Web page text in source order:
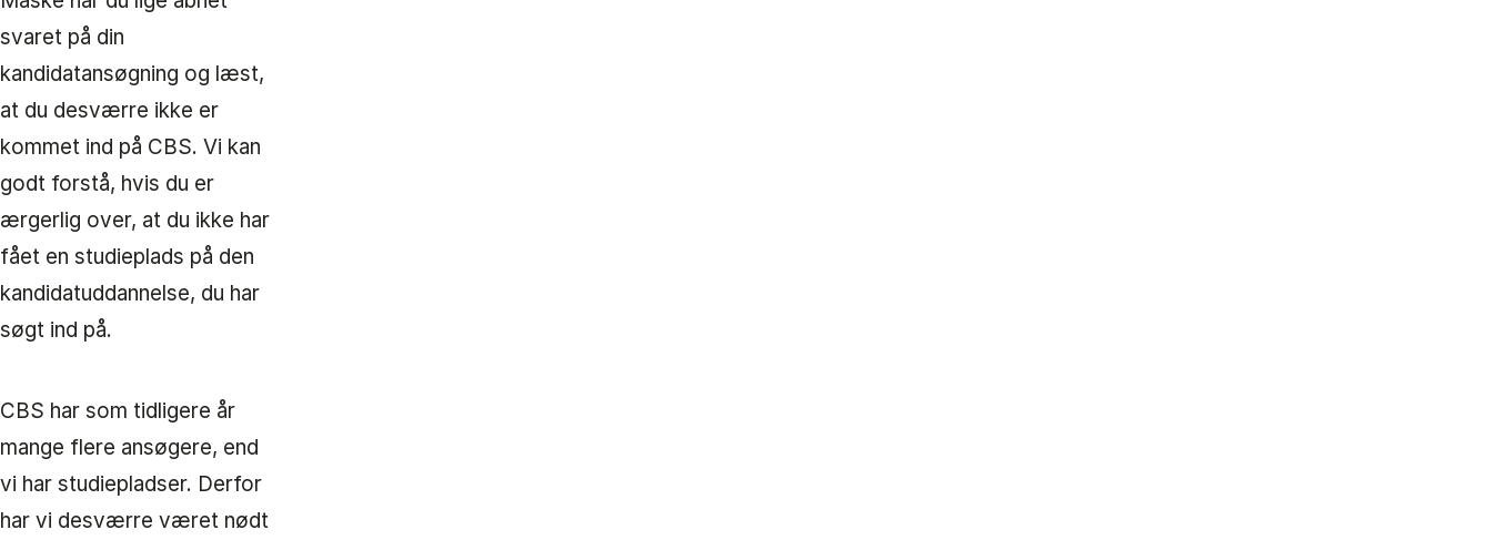
svaret på din
kandidatansøgning og læst,
at du desværre ikke er
kommet ind på CBS. Vi kan
godt forstå, hvis du er
ærgerlig over, at du ikke har
fået en studieplads på den
kandidatuddannelse, du har
søgt ind på.
CBS har som tidligere år
mange flere ansøgere, end
vi har studiepladser. Derfor
har vi desværre været nødt